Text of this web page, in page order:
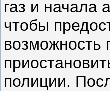
газ и начала
чтобы
возможность
полиции.